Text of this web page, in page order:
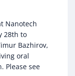
Nanotech
28th to
Bazhirov,
oral
Please see